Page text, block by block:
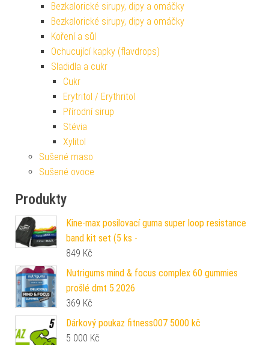
Bezkalorické sirupy, dipy a omáčky
Bezkalorické sirupy, dipy a omáčky
Koření a sůl
Ochucující kapky (flavdrops)
Sladidla a cukr
Cukr
Erytritol / Erythritol
Přírodní sirup
Stévia
Xylitol
Sušené maso
Sušené ovoce
Produkty
Kine-max posilovací guma super loop resistance
band kit set (5 ks -
849 Kč
Nutrigums mind & focus complex 60 gummies
prošlé dmt 5.2026
369 Kč
Dárkový poukaz fitness007 5000 kč
5 000 Kč